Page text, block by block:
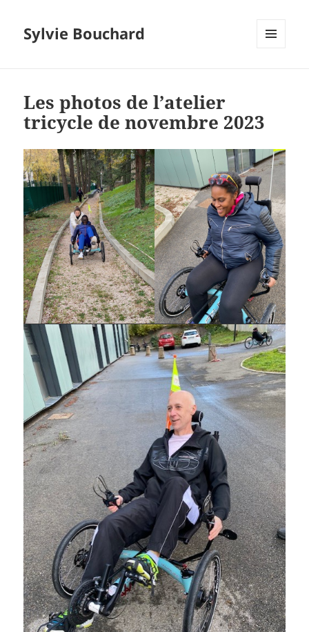
Sylvie Bouchard
Les photos de l’atelier
tricycle de novembre 2023